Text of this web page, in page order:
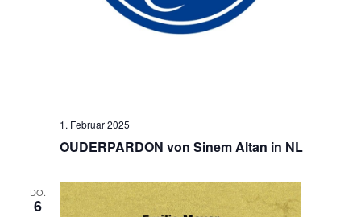
OUDERPARDON von Sinem Altan in NL
1. Februar 2025
DO.
6